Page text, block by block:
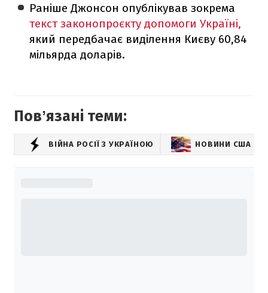
Раніше Джонсон опублікував зокрема
текст законопроєкту допомоги Україні,
який передбачає виділення Києву 60,84
мільярда доларів.
Повʼязані теми:
ВІЙНА РОСІЇ З УКРАЇНОЮ НОВИНИ США